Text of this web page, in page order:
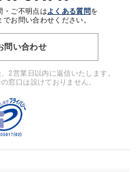
人への連絡及び配信について
情報をサービス内で使用する
により、本サービスの他の利用
。
的の範囲に限って個人情報を外
適正管理・機密保持について
・ご不明点はよくある質問を
お問い合わせください。
問い合わせ
2営業日以内に返信いたします。
窓口は設けておりません。